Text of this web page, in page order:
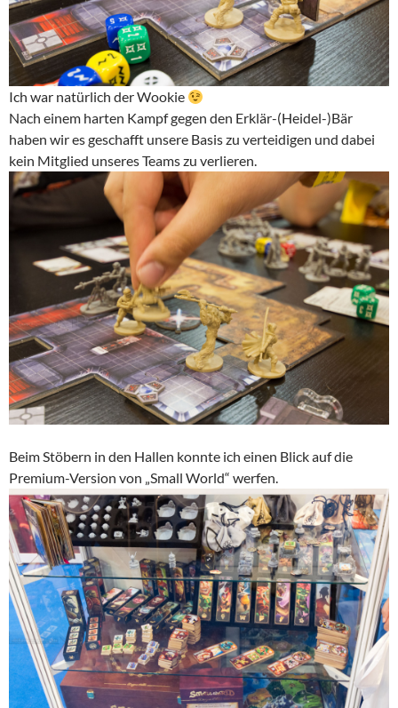
Ich war natürlich der Wookie
Nach einem harten Kampf gegen den Erklär-(Heidel-)Bär
haben wir es geschafft unsere Basis zu verteidigen und dabei
kein Mitglied unseres Teams zu verlieren.
Beim Stöbern in den Hallen konnte ich einen Blick auf die
Premium-Version von „Small World“ werfen.